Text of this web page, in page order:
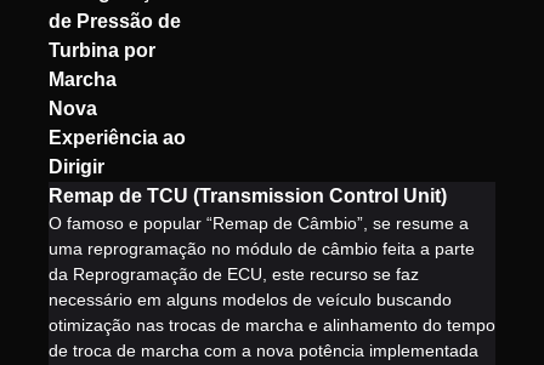
de Pressão de
Turbina por
Marcha
Nova
Experiência ao
Dirigir
Remap de TCU (Transmission Control Unit)
O famoso e popular “Remap de Câmbio”, se resume a
uma reprogramação no módulo de câmbio feita a parte
da Reprogramação de ECU, este recurso se faz
necessário em alguns modelos de veículo buscando
otimização nas trocas de marcha e alinhamento do tempo
de troca de marcha com a nova potência implementada